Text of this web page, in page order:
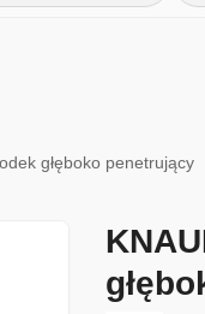
głęboko penetrujący